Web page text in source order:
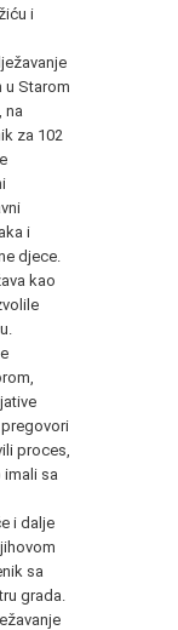
i
u Starom
na
za 102
i
djece.
kao
proces,
sa
i dalje
sa
grada.